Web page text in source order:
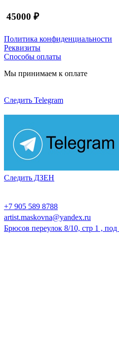
45000 ₽
Политика конфиденциальности
Реквизиты
Способы оплаты
Мы принимаем к оплате
Следить Telegram
Следить ДЗЕН
+7 905 589 8788
artist.maskovna@yandex.ru
Брюсов переулок 8/10, стр 1 ,